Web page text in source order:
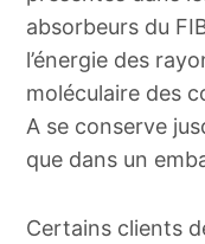
absorbeurs du
l’énergie des
moléculaire des
A se conserve
que dans un
Certains clients